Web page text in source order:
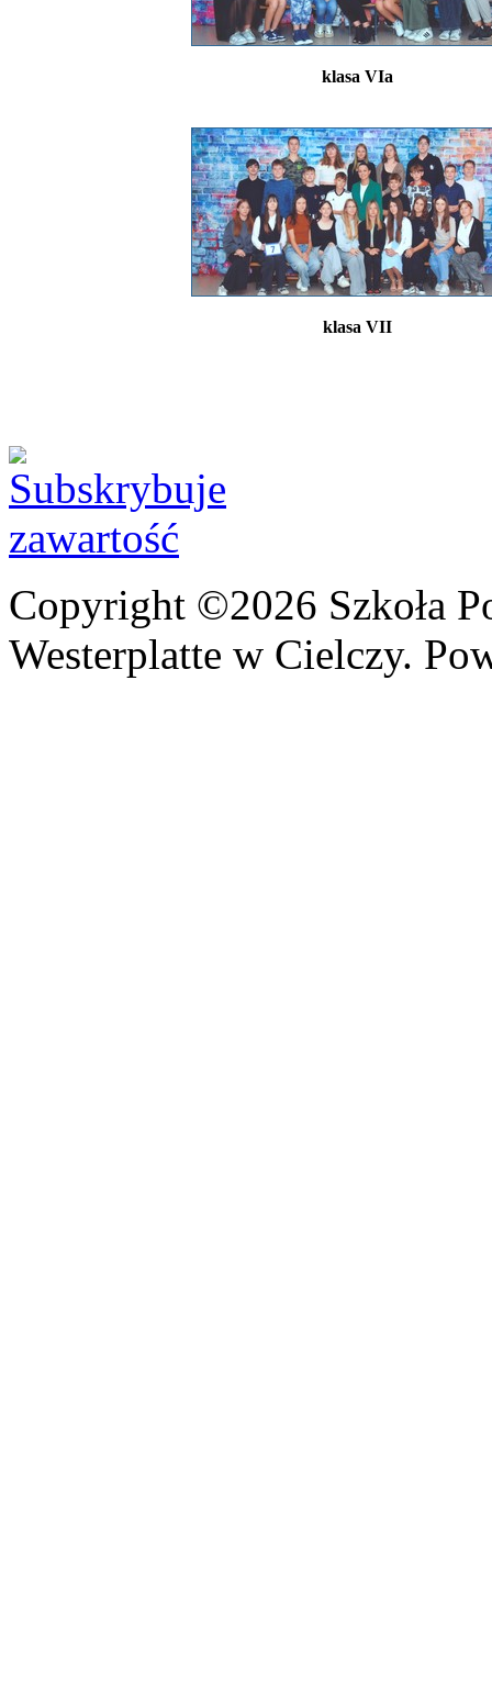
klasa VIa
klasa VII
Copyright ©2026 Szkoła
Westerplatte w Cielczy.